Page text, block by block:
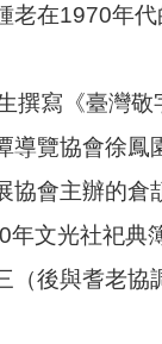
老在1970年
撰寫《臺灣
導覽協會徐
會主辦的倉
年文光社祀典
（後與耆老